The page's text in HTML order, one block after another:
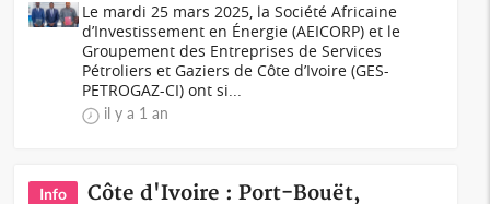
Le mardi 25 mars 2025, la Société Africaine
d’Investissement en Énergie (AEICORP) et le
Groupement des Entreprises de Services
Pétroliers et Gaziers de Côte d’Ivoire (GES-
PETROGAZ-CI) ont si...
il y a 1 an
Info
Côte d'Ivoire : Port-Bouët,